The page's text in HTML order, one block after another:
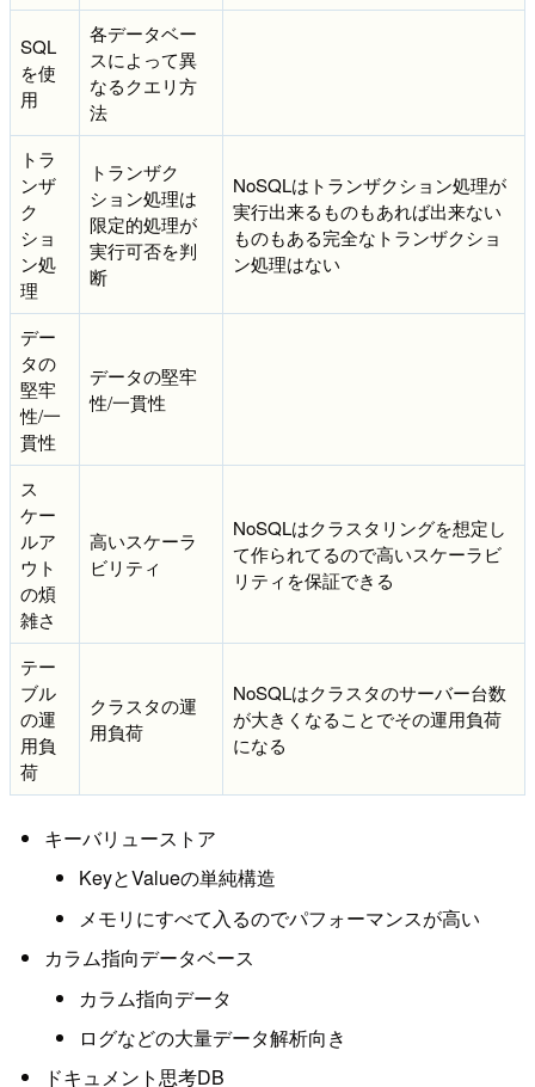
SQL
を使
用
各データベー
スによって異
なるクエリ方
法
トラ
ンザ
ク
ショ
ン処
理
トランザク
ション処理は
限定的処理が
実行可否を判
断
NoSQLはトランザクション処理が
実行出来るものもあれば出来ない
ものもある完全なトランザクショ
ン処理はない
デー
タの
堅牢
性/一
貫性
データの堅牢
性/一貫性
ス
ケー
ルア
ウト
の煩
雑さ
高いスケーラ
ビリティ
NoSQLはクラスタリングを想定し
て作られてるので高いスケーラビ
リティを保証できる
テー
ブル
の運
用負
荷
クラスタの運
用負荷
NoSQLはクラスタのサーバー台数
が大きくなることでその運用負荷
になる
キーバリューストア
KeyとValueの単純構造
メモリにすべて入るのでパフォーマンスが高い
カラム指向データベース
カラム指向データ
ログなどの大量データ解析向き
ドキュメント思考DB